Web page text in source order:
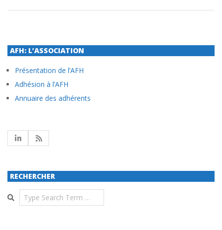
AFH: L’ASSOCIATION
Présentation de l’AFH
Adhésion à l’AFH
Annuaire des adhérents
RECHERCHER
Search